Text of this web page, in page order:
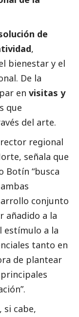
de
,
bienestar y el
De la
en visitas y
que
del arte.
regional
señala que
Botín “busca
conjunto
añadido a la
estímulo a la
tanto en
de plantear
si cabe,